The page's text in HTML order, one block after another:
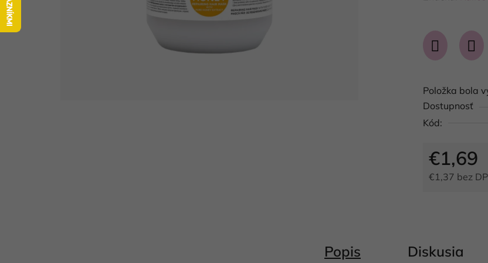
0,0
z
hviezdičiek.
Položka bola
Dostupnosť
Kód:
€1,69
€1,37 bez
Popis Diskusia